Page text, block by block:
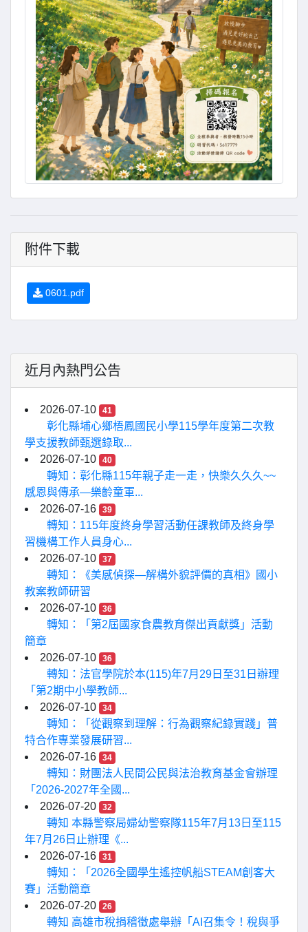
附件下載
0601.pdf
近月內熱門公告
2026-07-10 41
彰化縣埔心鄉梧鳳國民小學115學年度第二次教
學支援教師甄選錄取...
2026-07-10
40
轉知：彰化縣115年親子走一走，快樂久久久~~
感恩與傳承—樂齡童軍...
2026-07-16
39
轉知：115年度終身學習活動任課教師及終身學
習機構工作人員身心...
2026-07-10
37
轉知：《美感偵探—解構外貌評價的真相》國小
教案教師研習
2026-07-10
36
轉知：「第2屆國家食農教育傑出貢獻獎」活動
簡章
2026-07-10
36
轉知：法官學院於本(115)年7月29日至31日辦理
「第2期中小學教師...
2026-07-10
34
轉知：「從觀察到理解：行為觀察紀錄實踐」普
特合作專業發展研習...
2026-07-16
34
轉知：財團法人民間公民與法治教育基金會辦理
「2026-2027年全國...
2026-07-20
32
轉知 本縣警察局婦幼警察隊115年7月13日至115
年7月26日止辦理《...
2026-07-16
31
轉知：「2026全國學生遙控帆船STEAM創客大
賽」活動簡章
2026-07-20
26
轉知 高雄市稅捐稽徵處舉辦「AI召集令！稅與爭